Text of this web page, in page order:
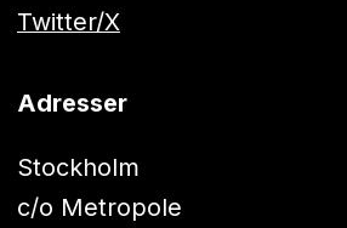
Twitter/X
Adresser
Stockholm
c/o Metropole